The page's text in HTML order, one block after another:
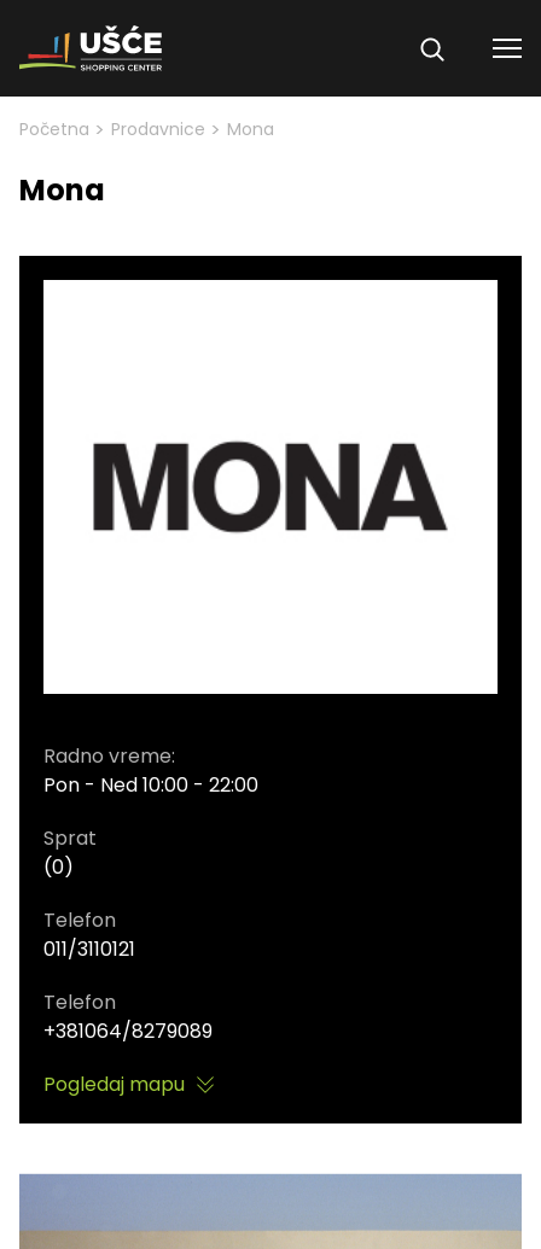
Skip to content
Početna > Prodavnice > Mona
Mona
Radno vreme:
Pon - Ned 10:00 - 22:00
Sprat
(0)
Telefon
011/3110121
Telefon
+381064/8279089
Pogledaj mapu